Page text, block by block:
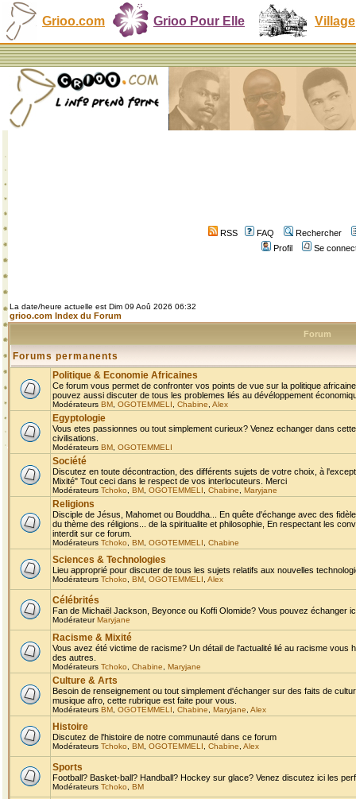
Grioo.com Grioo Pour Elle Village
RSS FAQ
Rechercher
Profil
Se
La date/heure actuelle est Dim 09 Aoû 2026 06:32
grioo.com Index du Forum
Forum
Forums permanents
Politique & Economie Africaines
Ce forum vous permet de confronter vos points de vue sur la politique
pouvez aussi discuter de tous les problemes liés au dévéloppement
Modérateurs BM OGOTEMMELI Chabine Alex
Egyptologie
Vous etes passionnes ou tout simplement curieux? Venez echanger dans
civilisations.
Modérateurs BM OGOTEMMELI
Société
Discutez en toute décontraction, des différents sujets de votre choix, à
Mixité" Tout ceci dans le respect de vos interlocuteurs. Merci
Modérateurs Tchoko BM OGOTEMMELI Chabine Maryjane
Religions
Disciple de Jésus, Mahomet ou Bouddha... En quête d'échange avec des
du thème des réligions... de la spiritualite et philosophie, En respectant les
interdit sur ce forum.
Modérateurs Tchoko BM OGOTEMMELI Chabine
Sciences & Technologies
Lieu approprié pour discuter de tous les sujets relatifs aux nouvelles
Modérateurs Tchoko BM OGOTEMMELI Alex
Célébrités
Fan de Michaël Jackson, Beyonce ou Koffi Olomide? Vous pouvez échanger
ModérateurMaryjane
Racisme & Mixité
Vous avez été victime de racisme? Un détail de l'actualité lié au racisme
des autres.
Modérateurs Tchoko Chabine Maryjane
Culture & Arts
Besoin de renseignement ou tout simplement d'échanger sur des faits de
musique afro, cette rubrique est faite pour vous.
Modérateurs BM OGOTEMMELI Chabine Maryjane Alex
Histoire
Discutez de l'histoire de notre communauté dans ce forum
Modérateurs Tchoko BM OGOTEMMELI Chabine Alex
Sports
Football? Basket-ball? Handball? Hockey sur glace? Venez discutez ici les
Modérateurs Tchoko BM